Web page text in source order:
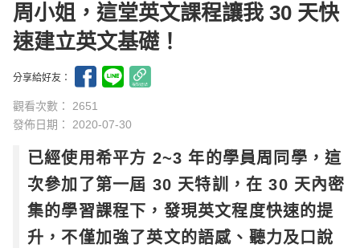
周小姐，這堂英文課程讓我 30 天快
速建立英文基礎！
分享給好友：
觀看次數： 2651
發佈日期： 2020-07-30
已經使用希平方 2~3 年的學員周同學，這
次參加了第一屆 30 天特訓，在 30 天內密
集的學習課程下，發現英文程度快速的提
升，不僅加強了英文的語感、聽力及口說